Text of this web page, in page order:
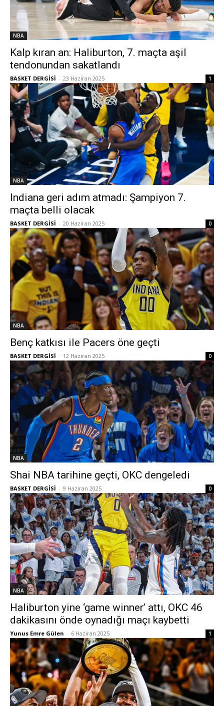
NBA
Kalp kıran an: Haliburton, 7. maçta aşil
tendonundan sakatlandı
BASKET DERGİSİ - 23 Haziran 2025 1
NBA
Indiana geri adım atmadı: Şampiyon 7.
maçta belli olacak
BASKET DERGİSİ - 20 Haziran 2025 0
NBA
Benç katkısı ile Pacers öne geçti
BASKET DERGİSİ - 12 Haziran 2025 0
NBA
Shai NBA tarihine geçti, OKC dengeledi
BASKET DERGİSİ - 9 Haziran 2025 0
NBA
Haliburton yine ‘game winner’ attı, OKC 46
dakikasını önde oynadığı maçı kaybetti
Yunus Emre Gülen - 6 Haziran 2025 1